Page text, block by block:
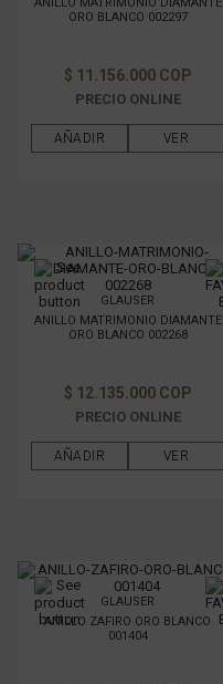
ANILLO MATRIMONIO DIAMANTE
ORO BLANCO 002297
$ 11.156.000 COP
PRECIO ONLINE
AÑADIR VER
GLAUSER
ANILLO MATRIMONIO DIAMANTE
ORO BLANCO 002268
$ 12.135.000 COP
PRECIO ONLINE
AÑADIR VER
GLAUSER
ANILLO ZAFIRO ORO BLANCO
001404